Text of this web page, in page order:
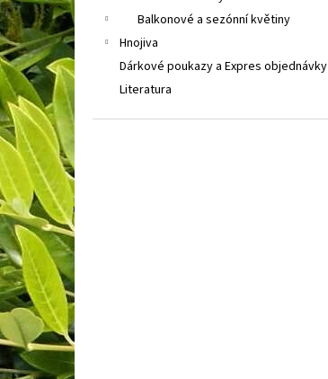
Balkonové a sezónní květiny
Hnojiva
Dárkové poukazy a Expres objednávky
Literatura